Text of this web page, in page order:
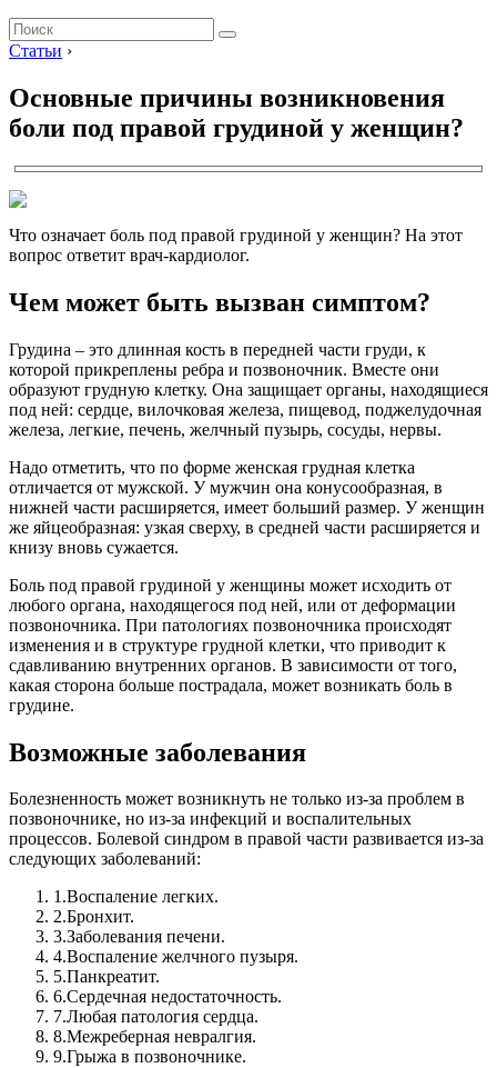
Статьи ›
Основные причины возникновения
боли под правой грудиной у женщин?
Что означает боль под правой грудиной у женщин? На этот
вопрос ответит врач-кардиолог.
Чем может быть вызван симптом?
Грудина – это длинная кость в передней части груди, к
которой прикреплены ребра и позвоночник. Вместе они
образуют грудную клетку. Она защищает органы, находящиеся
под ней: сердце, вилочковая железа, пищевод, поджелудочная
железа, легкие, печень, желчный пузырь, сосуды, нервы.
Надо отметить, что по форме женская грудная клетка
отличается от мужской. У мужчин она конусообразная, в
нижней части расширяется, имеет больший размер. У женщин
же яйцеобразная: узкая сверху, в средней части расширяется и
книзу вновь сужается.
Боль под правой грудиной у женщины может исходить от
любого органа, находящегося под ней, или от деформации
позвоночника. При патологиях позвоночника происходят
изменения и в структуре грудной клетки, что приводит к
сдавливанию внутренних органов. В зависимости от того,
какая сторона больше пострадала, может возникать боль в
грудине.
Возможные заболевания
Болезненность может возникнуть не только из-за проблем в
позвоночнике, но из-за инфекций и воспалительных
процессов. Болевой синдром в правой части развивается из-за
следующих заболеваний:
1.Воспалениe легких.
2.Бронхит.
3.Заболевания печени.
4.Воспаление желчного пузыря.
5.Панкреатит.
6.Сердечная недостаточность.
7.Любая патология сердца.
8.Межреберная невралгия.
9.Грыжа в позвоночнике.